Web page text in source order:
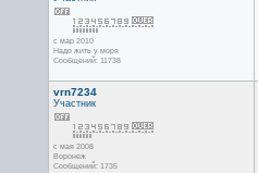
с мар 2010
Надо жить у моря
Сообщений: 11738
vrn7234
Участник
с мая 2008
Воронеж
Сообщений: 1735